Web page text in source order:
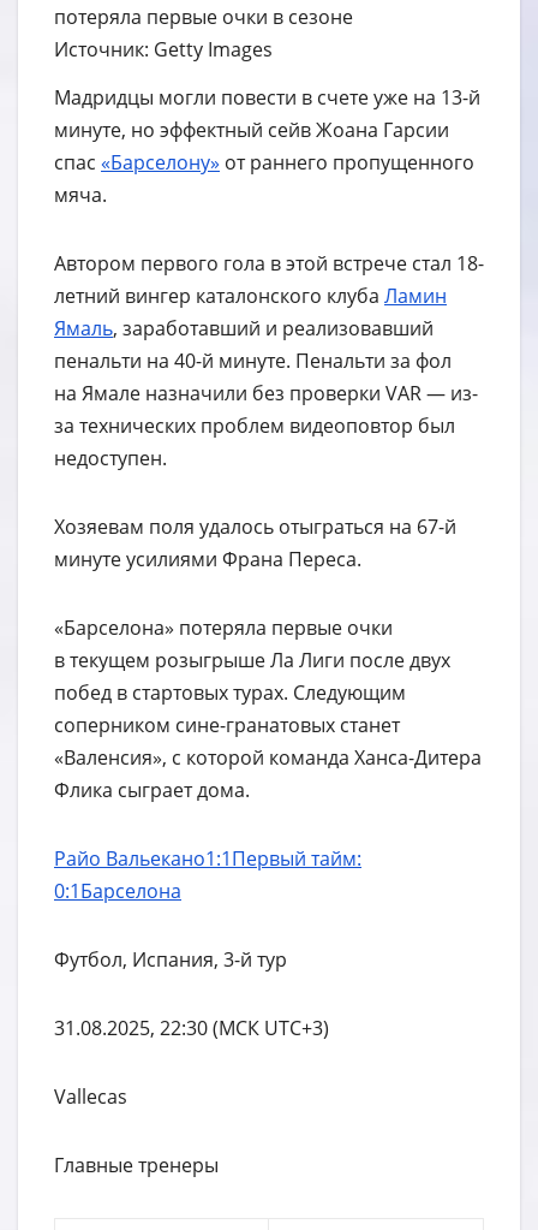
потеряла первые очки в сезоне
Источник: Getty Images
Мадридцы могли повести в счете уже на 13-й
минуте, но эффектный сейв Жоана Гарсии
спас «Барселону» от раннего пропущенного
мяча.
Автором первого гола в этой встрече стал 18-
летний вингер каталонского клуба Ламин
Ямаль, заработавший и реализовавший
пенальти на 40-й минуте. Пенальти за фол
на Ямале назначили без проверки VAR — из-
за технических проблем видеоповтор был
недоступен.
Хозяевам поля удалось отыграться на 67-й
минуте усилиями Франа Переса.
«Барселона» потеряла первые очки
в текущем розыгрыше Ла Лиги после двух
побед в стартовых турах. Следующим
соперником сине-гранатовых станет
«Валенсия», с которой команда Ханса-Дитера
Флика сыграет дома.
Райо Вальекано1:1Первый тайм:
0:1Барселона
Футбол, Испания, 3-й тур
31.08.2025, 22:30 (МСК UTC+3)
Vallecas
Главные тренеры